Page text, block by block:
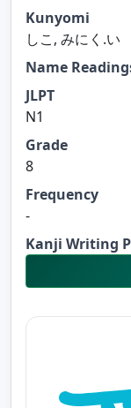
Kunyomi
しこ, みにく.い
Name
JLPT
N1
Grade
8
Frequency
-
Kanji Writing